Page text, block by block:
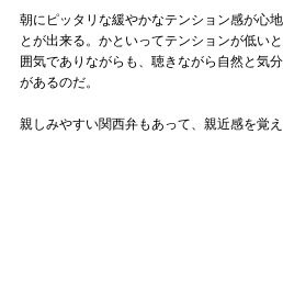
朝にピッタリな緩やかなテンション感が心
とが出来る。かといってテンションが低い
囲気でありながらも、聴きながら自然と気
があるのだ。
親しみやすい関西弁もあって、親近感を覚